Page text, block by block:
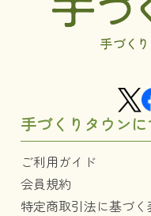
手づくりタウン
ご利用ガイド
会員規約
特定商取引法に基づく